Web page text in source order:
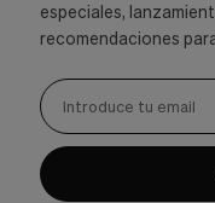
especiales,
recomendaciones